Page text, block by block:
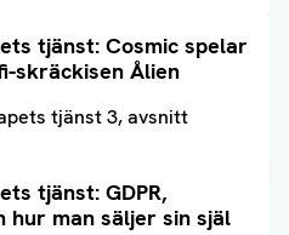
tjänst: Cosmic spelar
skräckisen Ålien
tjänst 3, avsnitt
tjänst: GDPR,
hur man säljer sin själ